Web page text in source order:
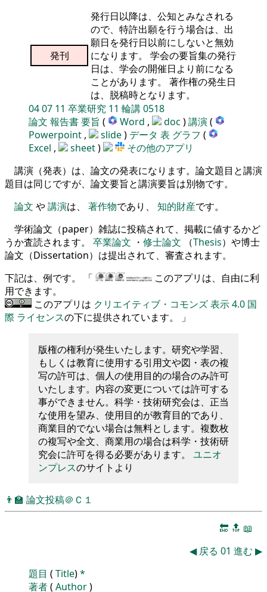
発刊
発行日以降は、公知とみなされる
ので、特許出願を行う場合は、出
願日を発行日以前にしないと無効
になります。 学会の要旨集の発行
日は、学会の開催日より前になる
ことがあります。 著作権の発生日
は、脱稿時となります。
0407 11 卒業研究 11 輪講0518
論文 報告書要旨 ( Word , doc )講演(
Powerpoint , slide) データ 表 グラフ (
Excel , sheet)
その他のアプリ
講演（発表）は、論文の発表になります。論文題目と講演
題目は同じですが、論文要旨と講演要旨は別物です。
論文 や講演は、 著作物であり、 知的財産です。
学術論文（paper）雑誌に投稿されて、掲載に値するかど
うか査読されます。 卒業論文 ・ 修士論文 （Thesis）や博士
論文（Dissertation）は提出されて、審査されます。
下記は、例です。 「
このアプリは、自由に利
用できます。
このアプリは クリエイティブ・コモンズ 表示 4.0 国
際 ライセンスの下に提供されています。 」
版権の権利が発生いたします。研究や学習、
もしくは教育に使用する引用文や図・表の複
写の許可は、個人の使用目的の場合のみ許可
いたします。内容の変更については許可する
事ができません。科学・技術研究会は、正当
な使用を望み、使用目的が教育目的であり、
商業目的でない場合は無料とします。複数枚
の複写や全文、商業用の場合は科学・技術研
究会に許可を得る必要があります。 ユニオ
ンプレスのサイトより
👨‍🏫 論文投稿＠Ｃ１
🔚 🔝 📖
◀ 戻る 01 進む ▶
題目 ( Title)*
著者( Author)